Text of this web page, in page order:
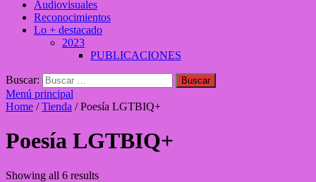
Audiovisuales
Reconocimientos
Lo + destacado
2023
PUBLICACIONES
Buscar:
Menú principal
Home /Tienda / Poesía LGTBIQ+
Poesía LGTBIQ+
Showing all 6 results